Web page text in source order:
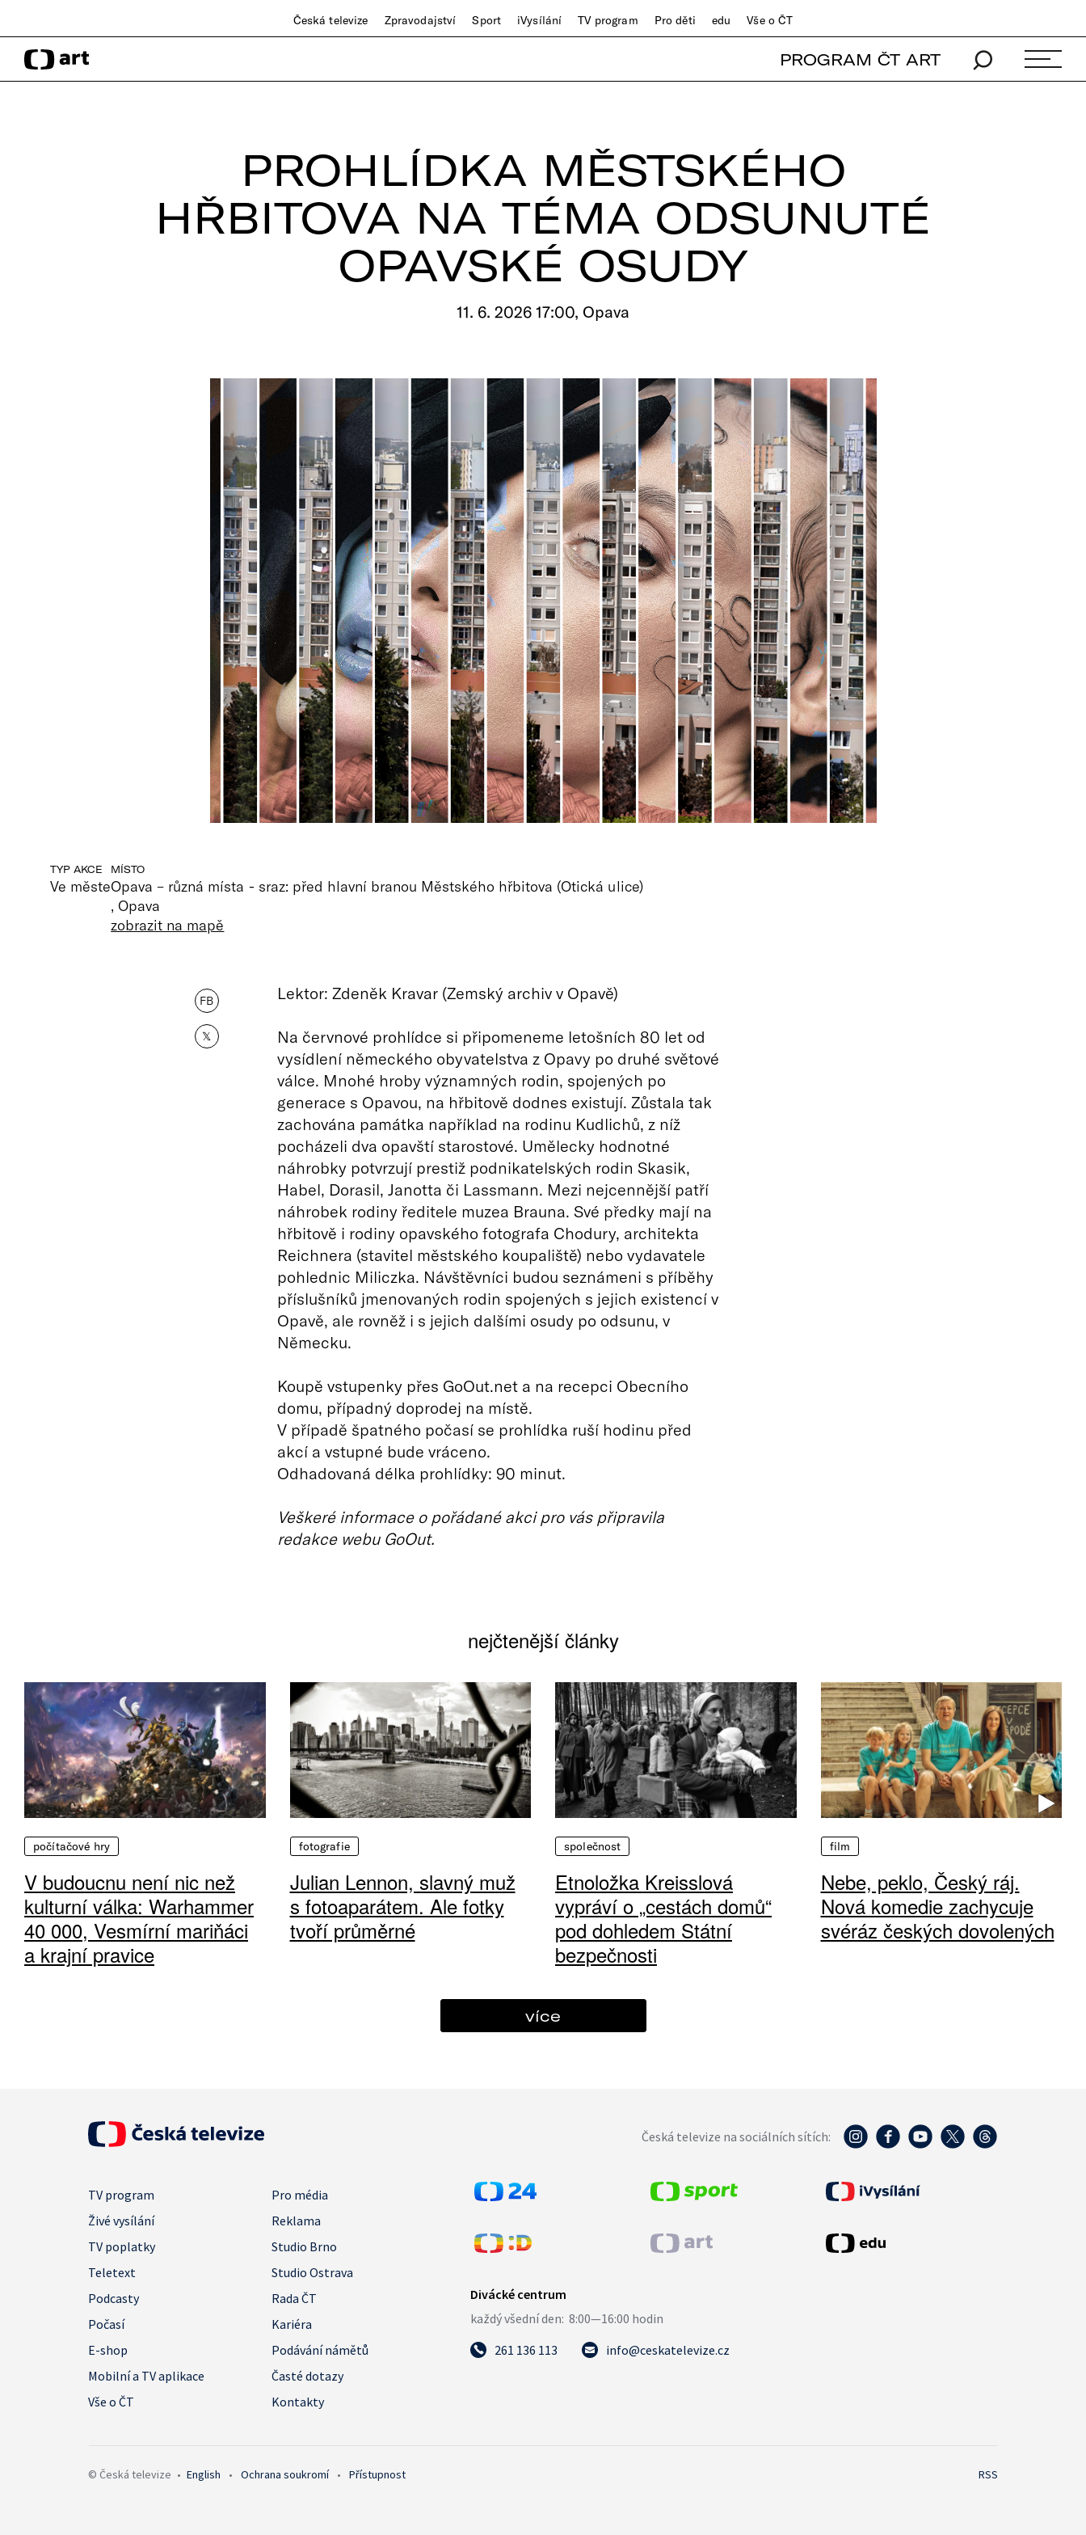
Česká televize Zpravodajství Sport iVysílání TV program Pro děti edu Vše o ČT
PROGRAM ČT ART
PROHLÍDKA MĚSTSKÉHO
HŘBITOVA NA TÉMA ODSUNUTÉ
OPAVSKÉ OSUDY
11. 6. 2026 17:00, Opava
TYP AKCE
Ve měste
MÍSTO
Opava – různá místa - sraz: před hlavní branou Městského hřbitova (Otická ulice)
, Opava
zobrazit na mapě
FB
𝕏
Lektor: Zdeněk Kravar (Zemský archiv v Opavě)
Na červnové prohlídce si připomeneme letošních 80 let od
vysídlení německého obyvatelstva z Opavy po druhé světové
válce. Mnohé hroby významných rodin, spojených po
generace s Opavou, na hřbitově dodnes existují. Zůstala tak
zachována památka například na rodinu Kudlichů, z níž
pocházeli dva opavští starostové. Umělecky hodnotné
náhrobky potvrzují prestiž podnikatelských rodin Skasik,
Habel, Dorasil, Janotta či Lassmann. Mezi nejcennější patří
náhrobek rodiny ředitele muzea Brauna. Své předky mají na
hřbitově i rodiny opavského fotografa Chodury, architekta
Reichnera (stavitel městského koupaliště) nebo vydavatele
pohlednic Miliczka. Návštěvníci budou seznámeni s příběhy
příslušníků jmenovaných rodin spojených s jejich existencí v
Opavě, ale rovněž i s jejich dalšími osudy po odsunu, v
Německu.
Koupě vstupenky přes GoOut.net a na recepci Obecního
domu, případný doprodej na místě.
V případě špatného počasí se prohlídka ruší hodinu před
akcí a vstupné bude vráceno.
Odhadovaná délka prohlídky: 90 minut.
Veškeré informace o pořádané akci pro vás připravila
redakce webu GoOut.
nejčtenější články
počítačové hry
V budoucnu není nic než
kulturní válka: Warhammer
40 000, Vesmírní mariňáci
a krajní pravice
fotografie
Julian Lennon, slavný muž
s fotoaparátem. Ale fotky
tvoří průměrné
společnost
Etnoložka Kreisslová
vypráví o „cestách domů“
pod dohledem Státní
bezpečnosti
film
Nebe, peklo, Český ráj.
Nová komedie zachycuje
svéráz českých dovolených
více
Česká televize na sociálních sítích:
TV program
Pro média
Živé vysílání
Reklama
TV poplatky
Studio Brno
Teletext
Studio Ostrava
Podcasty
Rada ČT
Počasí
Kariéra
E-shop
Podávání námětů
Mobilní a TV aplikace
Časté dotazy
Vše o ČT
Kontakty
261 136 113 info@ceskatelevize.cz
© Česká televize • English • Ochrana soukromí • Přístupnost RSS